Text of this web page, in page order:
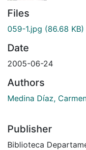
Files
059-1.jpg (86.68 KB)
Date
2005-06-24
Authors
Medina Díaz,
Publisher
Biblioteca